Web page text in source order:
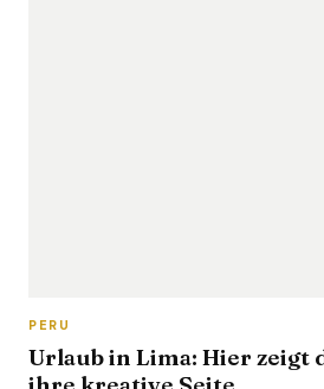
PERU
Urlaub in Lima: Hier zeigt